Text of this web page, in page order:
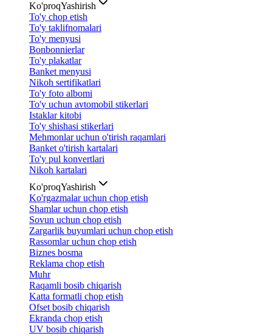
Ko'proqYashirish
To'y chop etish
To'y taklifnomalari
To'y menyusi
Bonbonnierlar
To'y plakatlar
Banket menyusi
Nikoh sertifikatlari
To'y foto albomi
To'y uchun avtomobil stikerlari
Istaklar kitobi
To'y shishasi stikerlari
Mehmonlar uchun o'tirish raqamlari
Banket o'tirish kartalari
To'y pul konvertlari
Nikoh kartalari
Ko'proqYashirish
Ko'rgazmalar uchun chop etish
Shamlar uchun chop etish
Sovun uchun chop etish
Zargarlik buyumlari uchun chop etish
Rassomlar uchun chop etish
Biznes bosma
Reklama chop etish
Muhr
Raqamli bosib chiqarish
Katta formatli chop etish
Ofset bosib chiqarish
Ekranda chop etish
UV bosib chiqarish